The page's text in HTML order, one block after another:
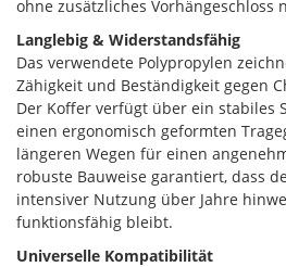
ohne zusätzliches Vorhängeschloss
Langlebig & Widerstandsfähig
Das verwendete Polypropylen
Zähigkeit und Beständigkeit gegen
Der Koffer verfügt über ein stabiles
einen ergonomisch geformten
längeren Wegen für einen
robuste Bauweise garantiert, dass
intensiver Nutzung über Jahre
funktionsfähig bleibt.
Universelle Kompatibilität